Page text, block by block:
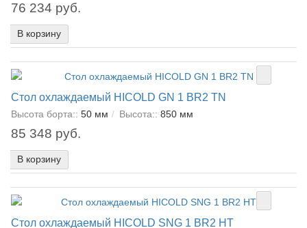
76 234 руб.
В корзину
Стол охлаждаемый HICOLD GN 1 BR2 TN
Высота борта:: 50 мм Высота:: 850 мм
85 348 руб.
В корзину
Стол охлаждаемый HICOLD SNG 1 BR2 HT